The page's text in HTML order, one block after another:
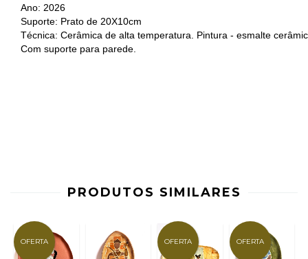
Ano: 2026
Suporte: Prato de 20X10cm
Técnica: Cerâmica de alta temperatura. Pintura - esmalte
Com suporte para parede.
PRODUTOS SIMILARES
OFERTA OFERTA OFERTA